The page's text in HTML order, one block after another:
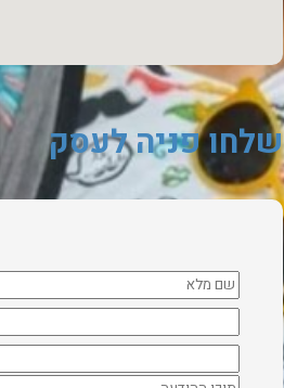
שלחו פניה לעסק